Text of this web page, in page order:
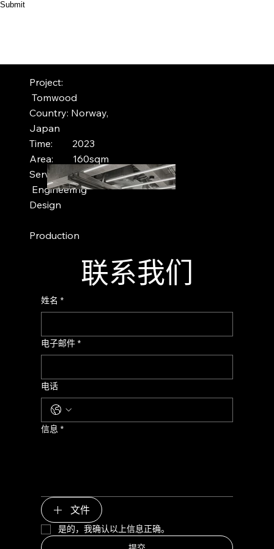
Submit
Project:
Tomwood
Country: Norway,
Japan
Time: 2023
Area: 160sqm
Service:
Engineering
Design
Production
联系我们
姓名 *
电子邮件 *
电话
信息 *
文件
是的，我确认以上信息正确。